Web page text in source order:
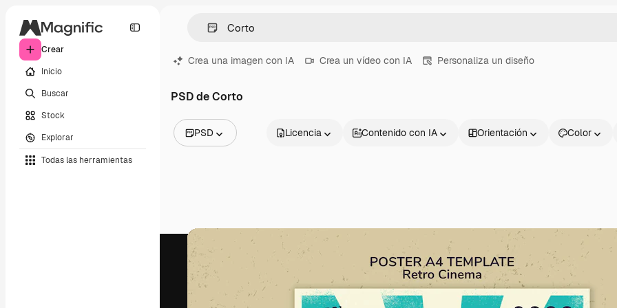
Crear
Inicio
Buscar
Stock
Explorar
Todas las herramientas
Crea una imagen con IA Crea un vídeo con IA Personaliza un diseño
PSD de Corto
PSD
Vídeos
Clips de vídeo
Motion graphics
Plantillas de vídeos
Iconos
Modelos 3D
Fuentes
Licencia Contenido con IA Orientación Color
Productos Información útil